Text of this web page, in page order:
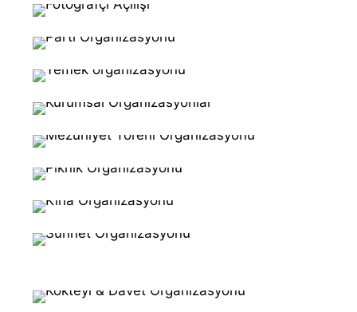
Parti Organizasyonu
Yemek Organizasyonu
Kurumsal Organizasyonlar
Organizasyonu
Piknik Organizasyonu
Kına Organizasyonu
Sünnet Düğünü Organizasyonu
Doğum Günü Organizasyonu
Açılış Organizasyonu